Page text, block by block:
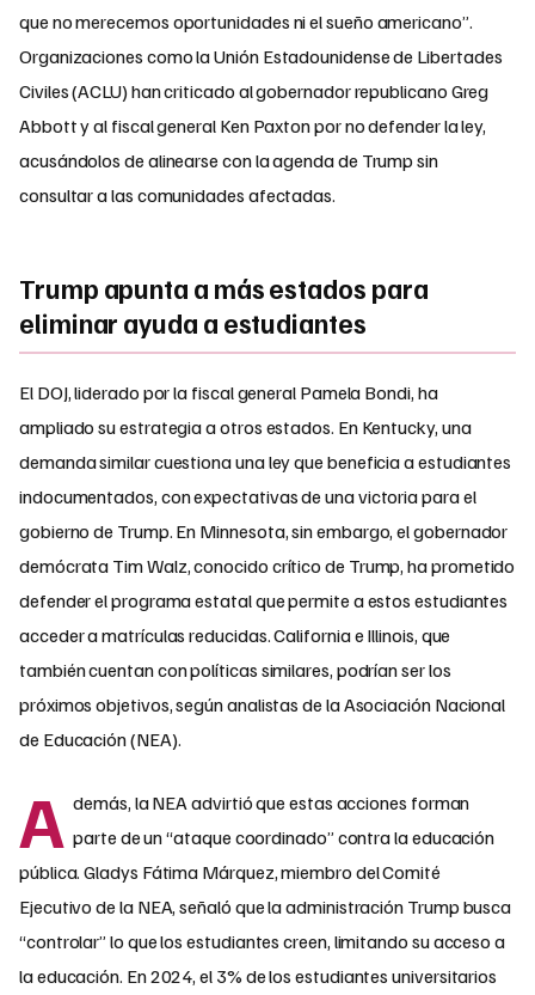
que no merecemos oportunidades ni el sueño americano”.
Organizaciones como la Unión Estadounidense de Libertades
Civiles (ACLU) han criticado al gobernador republicano Greg
Abbott y al fiscal general Ken Paxton por no defender la ley,
acusándolos de alinearse con la agenda de Trump sin
consultar a las comunidades afectadas.
Trump apunta a más estados para
eliminar ayuda a estudiantes
El DOJ, liderado por la fiscal general Pamela Bondi, ha
ampliado su estrategia a otros estados. En Kentucky, una
demanda similar cuestiona una ley que beneficia a estudiantes
indocumentados, con expectativas de una victoria para el
gobierno de Trump. En Minnesota, sin embargo, el gobernador
demócrata Tim Walz, conocido crítico de Trump, ha prometido
defender el programa estatal que permite a estos estudiantes
acceder a matrículas reducidas. California e Illinois, que
también cuentan con políticas similares, podrían ser los
próximos objetivos, según analistas de la Asociación Nacional
de Educación (NEA).
A demás, la NEA advirtió que estas acciones forman
parte de un “ataque coordinado” contra la educación
pública. Gladys Fátima Márquez, miembro del Comité
Ejecutivo de la NEA, señaló que la administración Trump busca
“controlar” lo que los estudiantes creen, limitando su acceso a
la educación. En 2024, el 3% de los estudiantes universitarios